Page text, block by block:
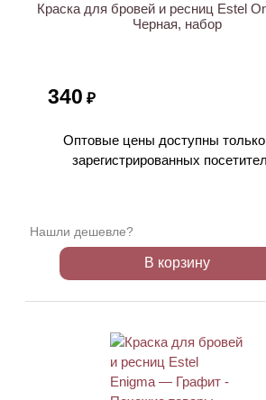
Краска для бровей и ресниц Estel
Черная, набор
340 ₽
Оптовые цены доступны
зарегистрированных
Нашли дешевле?
В корзину